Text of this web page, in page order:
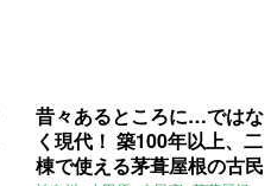
昔々あるところに…ではな
く現代！ 築100年以上、二
棟で使える茅葺屋根の古民